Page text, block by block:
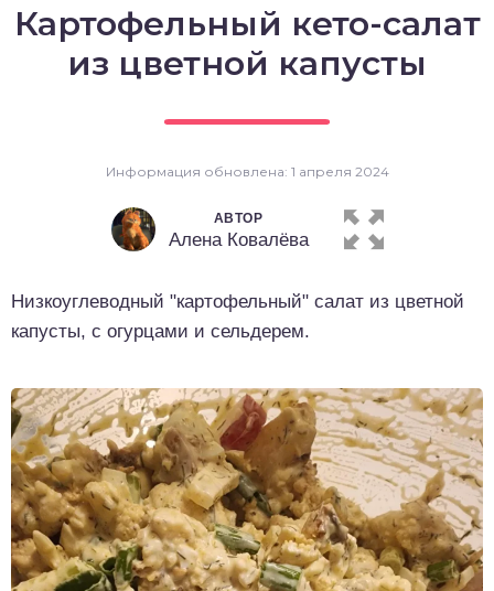
Картофельный кето-салат
из цветной капусты
Информация обновлена: 1 апреля 2024
АВТОР
Алена Ковалёва
Низкоуглеводный "картофельный" салат из цветной
капусты, с огурцами и сельдерем.
выпечка